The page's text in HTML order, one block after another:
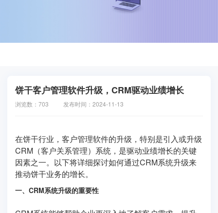
饼干客户管理软件升级，CRM驱动业绩增长
浏览数：703 发布时间：2024-11-13
在饼干行业，客户管理软件的升级，特别是引入或升级
CRM（客户关系管理）系统，是驱动业绩增长的关键
因素之一。以下将详细探讨如何通过CRM系统升级来
推动饼干业务的增长。
一、CRM系统升级的重要性